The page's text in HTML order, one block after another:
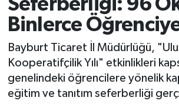
Seferberliği: 96
Binlerce Öğrenciye
Bayburt Ticaret İl Müdürlüğü,
Kooperatifçilik Yılı" etkinlikleri
genelindeki öğrencilere yönelik
eğitim ve tanıtım seferberliği
Tüm Manşetler
Son Dakika Haberleri
Haber Arşivi